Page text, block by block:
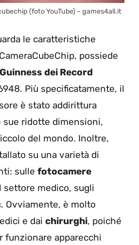
(foto YouTube) – games4all.it
le caratteristiche
possiede
Guinness dei Record
Più specificatamente, il
è stato addirittura
sue ridotte dimensioni,
del mondo. Inoltre,
su una varietà di
sulle fotocamere
settore medico, sugli
Ovviamente, è molto
e dai chirurghi, poiché
funzionare apparecchi